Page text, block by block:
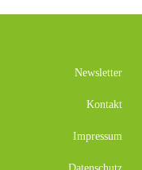
Newsletter
Kontakt
Impressum